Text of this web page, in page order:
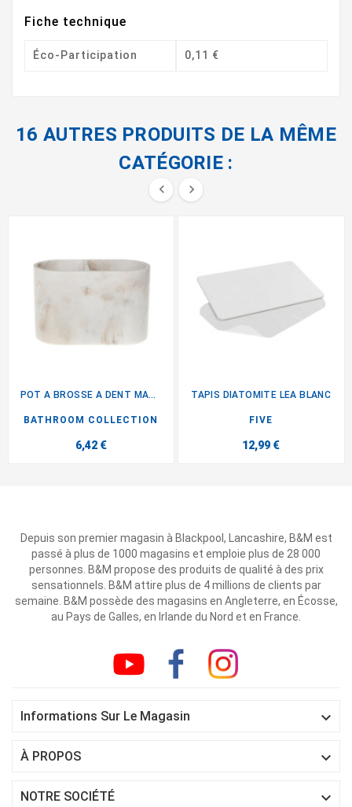
Fiche technique
Éco-Participation 0,11 €
16 AUTRES PRODUITS DE LA MÊME
CATÉGORIE :
 
POT A BROSSE A DENT MARBRE
BATHROOM COLLECTION
6,42 €
TAPIS DIATOMITE LEA BLANC
FIVE
12,99 €
Depuis son premier magasin à Blackpool, Lancashire, B&M est
passé à plus de 1000 magasins et emploie plus de 28 000
personnes. B&M propose des produits de qualité à des prix
sensationnels. B&M attire plus de 4 millions de clients par
semaine. B&M possède des magasins en Angleterre, en Écosse,
au Pays de Galles, en Irlande du Nord et en France.
Informations Sur Le Magasin 
À PROPOS 
NOTRE SOCIÉTÉ 